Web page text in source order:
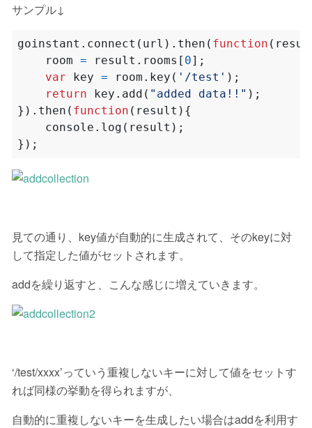
サンプル↓
goinstant . connect ( url ). then ( function (
room = result . rooms [ 0];
var
key = room . key ( '/test' );
return
key . add ( "added data!!" );
}). then ( function ( result ){
console . log ( result );
});
見ての通り、key値が自動的に生成されて、そのkeyに対
して指定した値がセットされます。
addを繰り返すと、こんな感じに増えていきます。
‘/test/xxxx’っていう重複しないキーに対して値をセットす
れば同様の挙動を得られますが、
自動的に重複しないキーを生成したい場合はaddを利用す